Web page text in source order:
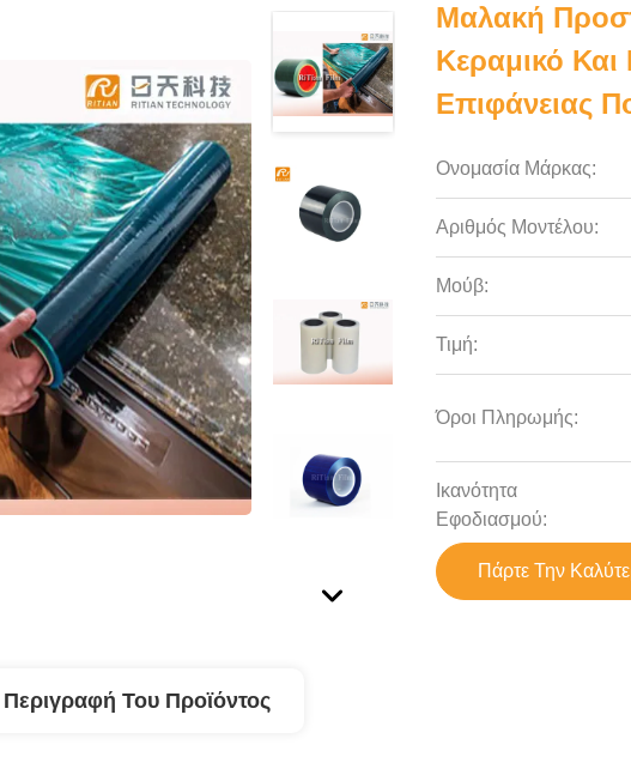
Μαλακή
Κεραμικό
Επιφάνειας
Ονομασία Μάρκας:
Αριθμός Μοντέλου:
Μούβ:
Τιμή:
Όροι Πληρωμής:
Ικανότητα
Εφοδιασμού:
Πάρτε Την
Περιγραφή Του Προϊόντος